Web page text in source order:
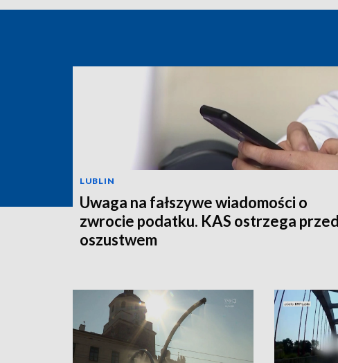
LUBLIN
Uwaga na fałszywe wiadomości o
zwrocie podatku. KAS ostrzega przed
oszustwem